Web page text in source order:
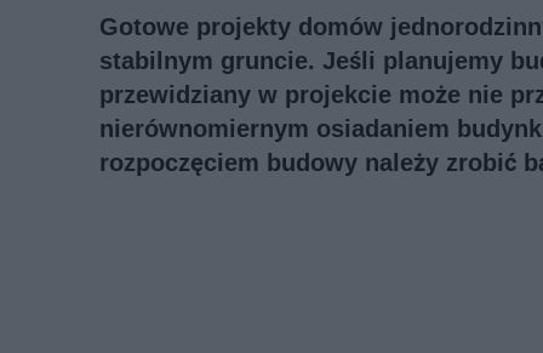
Gotowe projekty domów
stabilnym gruncie. Jeśli planujemy
przewidziany w projekcie może nie
nierównomiernym osiadaniem
rozpoczęciem budowy należy zrobić